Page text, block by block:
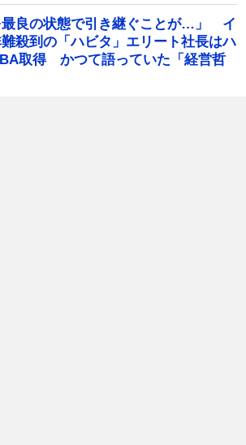
最良の状態で引き継ぐことが…」 イ
殺到の「ハビタ」エリート社長はハ
取得 かつて語っていた「経営哲